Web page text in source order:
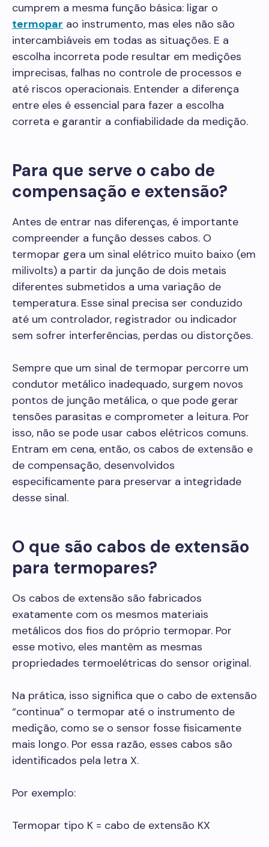
cumprem a mesma função básica: ligar o
termopar ao instrumento, mas eles não são
intercambiáveis em todas as situações. E a
escolha incorreta pode resultar em medições
imprecisas, falhas no controle de processos e
até riscos operacionais. Entender a diferença
entre eles é essencial para fazer a escolha
correta e garantir a confiabilidade da medição.
Para que serve o cabo de
compensação e extensão?
Antes de entrar nas diferenças, é importante
compreender a função desses cabos. O
termopar gera um sinal elétrico muito baixo (em
milivolts) a partir da junção de dois metais
diferentes submetidos a uma variação de
temperatura. Esse sinal precisa ser conduzido
até um controlador, registrador ou indicador
sem sofrer interferências, perdas ou distorções.
Sempre que um sinal de termopar percorre um
condutor metálico inadequado, surgem novos
pontos de junção metálica, o que pode gerar
tensões parasitas e comprometer a leitura. Por
isso, não se pode usar cabos elétricos comuns.
Entram em cena, então, os cabos de extensão e
de compensação, desenvolvidos
especificamente para preservar a integridade
desse sinal.
O que são cabos de extensão
para termopares?
Os cabos de extensão são fabricados
exatamente com os mesmos materiais
metálicos dos fios do próprio termopar. Por
esse motivo, eles mantêm as mesmas
propriedades termoelétricas do sensor original.
Na prática, isso significa que o cabo de extensão
“continua” o termopar até o instrumento de
medição, como se o sensor fosse fisicamente
mais longo. Por essa razão, esses cabos são
identificados pela letra X.
Por exemplo:
Termopar tipo K = cabo de extensão KX